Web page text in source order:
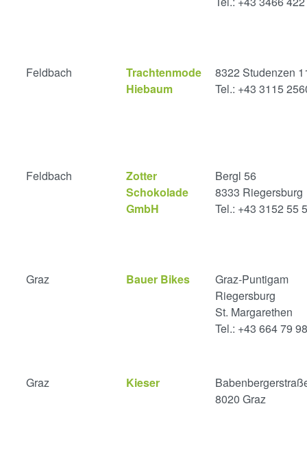
Feldbach
Trachtenmode
Hiebaum
8322 Studenzen
Tel.: +43 3115
Feldbach
Zotter
Schokolade
GmbH
Bergl 56
8333 Riegersburg
Tel.: +43 3152 55
Graz Bauer Bikes
Graz-Puntigam
Riegersburg
St. Margarethen
Tel.: +43 664 79
Graz Kieser
8020 Graz